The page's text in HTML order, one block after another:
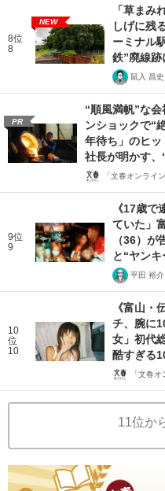
8位
8
NEW
「草ま
しげに残
ーミナル
鉄”廃線跡
鼠入 昌史
PR
“順風満帆”な
ンショックで“
年待ち」のヒッ
社長が明かす、
「文春オンライ
9位
9
《17歳
ていた」
（36）
と“ヤン
平田 裕介
10
位
10
《富山・
チ、腕に
女」初代
酷すぎる
「文春
11位か